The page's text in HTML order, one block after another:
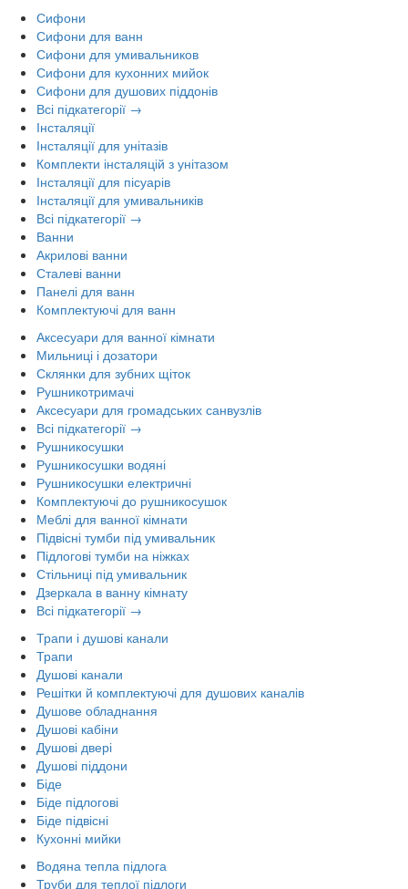
Сифони
Сифони для ванн
Сифони для умивальников
Сифони для кухонних мийок
Сифони для душових піддонів
Всі підкатегорії →
Інсталяції
Інсталяції для унітазів
Комплекти інсталяцій з унітазом
Інсталяції для пісуарів
Інсталяції для умивальників
Всі підкатегорії →
Ванни
Акрилові ванни
Сталеві ванни
Панелі для ванн
Комплектуючі для ванн
Аксесуари для ванної кімнати
Мильниці і дозатори
Склянки для зубних щіток
Рушникотримачі
Аксесуари для громадських санвузлів
Всі підкатегорії →
Рушникосушки
Рушникосушки водяні
Рушникосушки електричні
Комплектуючі до рушникосушок
Меблі для ванної кімнати
Підвісні тумби під умивальник
Підлогові тумби на ніжках
Стільниці під умивальник
Дзеркала в ванну кімнату
Всі підкатегорії →
Трапи і душові канали
Трапи
Душові канали
Решітки й комплектуючі для душових каналів
Душове обладнання
Душові кабіни
Душові двері
Душові піддони
Біде
Біде підлогові
Біде підвісні
Кухонні мийки
Водяна тепла підлога
Труби для теплої підлоги